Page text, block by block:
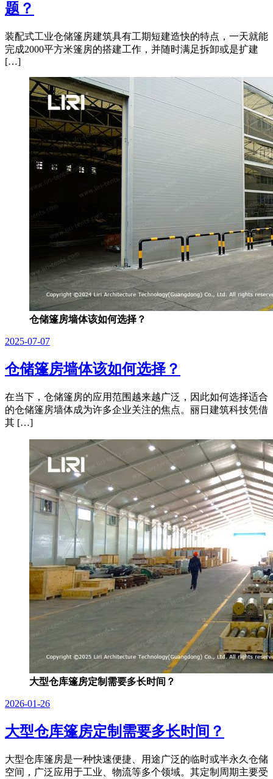
题？
装配式工业仓储篷房建筑具有工期短建造快的特点，一天就能
完成2000平方米篷房的搭建工作，并随时满足拆卸或是扩建
[…]
仓储篷房墙体该如何选择？
2025-07-07
仓储篷房墙体该如何选择？
在当下，仓储篷房的应用范围越来越广泛，因此如何选择适合
的仓储篷房墙体成为许多企业关注的焦点。丽日建筑科技凭借
其 […]
大型仓库篷房定制需要多长时间？
2026-01-26
大型仓库篷房定制需要多长时间？
大型仓库篷房是一种快速便捷、用途广泛的临时或半永久仓储
空间，广泛应用于工业、物流等多个领域。其定制周期主要受